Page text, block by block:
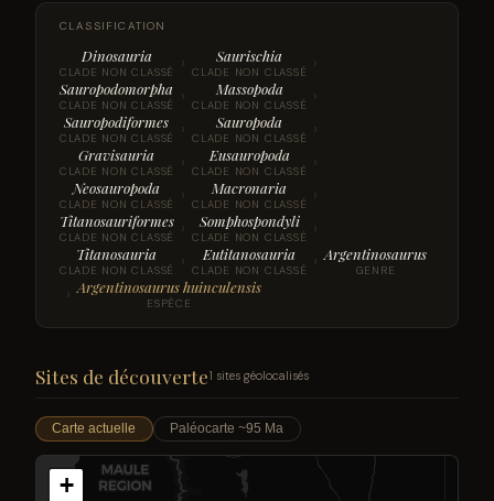
CLASSIFICATION
Dinosauria
CLADE NON CLASSÉ › Saurischia
CLADE NON CLASSÉ ›
Sauropodomorpha
CLADE NON CLASSÉ › Massopoda
CLADE NON CLASSÉ ›
Sauropodiformes
CLADE NON CLASSÉ › Sauropoda
CLADE NON CLASSÉ ›
Gravisauria
CLADE NON CLASSÉ › Eusauropoda
CLADE NON CLASSÉ ›
Neosauropoda
CLADE NON CLASSÉ › Macronaria
CLADE NON CLASSÉ ›
Titanosauriformes
CLADE NON CLASSÉ › Somphospondyli
CLADE NON CLASSÉ ›
Titanosauria
CLADE NON CLASSÉ › Eutitanosauria
CLADE NON CLASSÉ › Argentinosaurus
GENRE
› Argentinosaurus huinculensis
ESPÈCE
Sites de découverte1 sites géolocalisés
Carte actuelle Paléocarte ~95 Ma
+